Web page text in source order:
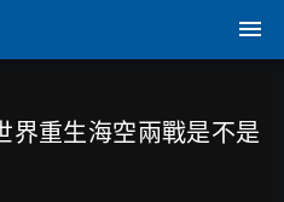
界重生海空兩戰是不是